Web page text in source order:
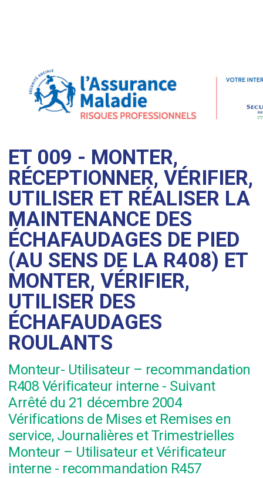
ET 009 - MONTER,
RÉCEPTIONNER, VÉRIFIER,
UTILISER ET RÉALISER LA
MAINTENANCE DES
ÉCHAFAUDAGES DE PIED
(AU SENS DE LA R408) ET
MONTER, VÉRIFIER,
UTILISER DES
ÉCHAFAUDAGES
ROULANTS
Monteur- Utilisateur – recommandation
R408 Vérificateur interne - Suivant
Arrêté du 21 décembre 2004
Vérifications de Mises et Remises en
service, Journalières et Trimestrielles
Monteur – Utilisateur et Vérificateur
interne - recommandation R457